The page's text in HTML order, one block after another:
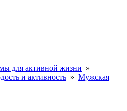
для активной жизни »
и активность » Мужская